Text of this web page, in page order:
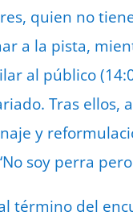
quien no
a la pista,
al público
Tras ellos,
y
soy perra pero
término del